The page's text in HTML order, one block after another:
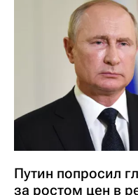
Путин попросил
за ростом цен в